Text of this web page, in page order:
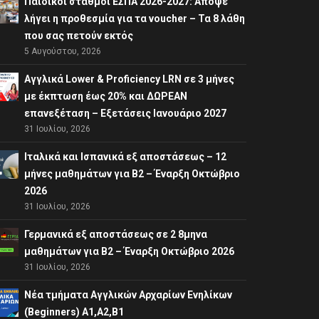
λήγει η προθεσμία για τα voucher – Τα 8 λάθη
που σας πετούν εκτός
5 Αυγούστου, 2026
Αγγλικά Lower & Proficiency LRN σε 3 μήνες
με έκπτωση έως 20% και ΔΩΡΕΑΝ
επανεξέταση – Εξετάσεις Ιανουάριο 2027
31 Ιουλίου, 2026
Ιταλικά και Ισπανικά εξ αποστάσεως – 12
μήνες μαθημάτων για B2 – Έναρξη Οκτώβριο
2026
31 Ιουλίου, 2026
Γερμανικά εξ αποστάσεως σε 2 8μηνα
μαθημάτων για Β2 – Έναρξη Οκτώβριο 2026
31 Ιουλίου, 2026
Νέα τμήματα Αγγλικών Αρχαρίων Ενηλίκων
(Beginners) A1,A2,B1